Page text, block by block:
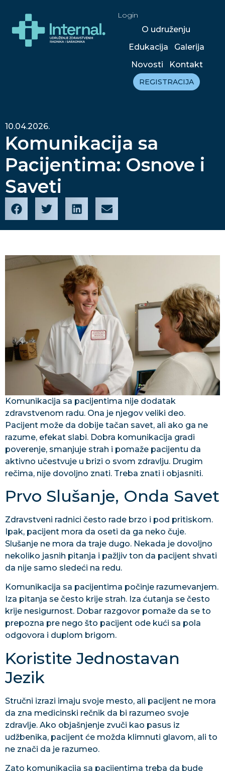
Login
O udruženju
Edukacija
Galerija
Novosti
Kontakt
REGISTRACIJA
10.04.2026.
Komunikacija sa
Pacijentima: Osnove i
Saveti
Komunikacija sa pacijentima nije dodatak
zdravstvenom radu. Ona je njegov veliki deo.
Pacijent može da dobije tačan savet, ali ako ga ne
razume, efekat slabi. Dobra komunikacija gradi
poverenje, smanjuje strah i pomaže pacijentu da
aktivno učestvuje u brizi o svom zdravlju. Drugim
rečima, nije dovoljno znati. Treba znati i objasniti.
Prvo Slušanje, Onda Savet
Zdravstveni radnici često rade brzo i pod pritiskom.
Ipak, pacijent mora da oseti da ga neko čuje.
Slušanje ne mora da traje dugo. Nekada je dovoljno
nekoliko jasnih pitanja i pažljiv ton da pacijent shvati
da nije samo sledeći na redu.
Komunikacija sa pacijentima počinje razumevanjem.
Iza pitanja se često krije strah. Iza ćutanja se često
krije nesigurnost. Dobar razgovor pomaže da se to
prepozna pre nego što pacijent ode kući sa pola
odgovora i duplom brigom.
Koristite Jednostavan
Jezik
Stručni izrazi imaju svoje mesto, ali pacijent ne mora
da zna medicinski rečnik da bi razumeo svoje
zdravlje. Ako objašnjenje zvuči kao pasus iz
udžbenika, pacijent će možda klimnuti glavom, ali to
ne znači da je razumeo.
Zato komunikacija sa pacijentima treba da bude